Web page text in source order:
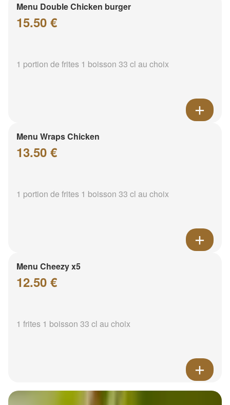
Menu Double Chicken burger
15.50 €
1 portion de frites 1 boisson 33 cl au choix
Menu Wraps Chicken
13.50 €
1 portion de frites 1 boisson 33 cl au choix
Menu Cheezy x5
12.50 €
1 frites 1 boisson 33 cl au choix